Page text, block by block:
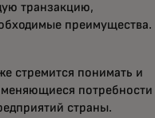
транзакцию,
преимущества.
стремится понимать и
меняющиеся потребности
страны.